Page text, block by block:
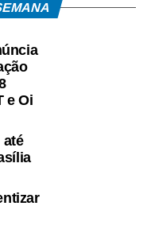
e Oi
até